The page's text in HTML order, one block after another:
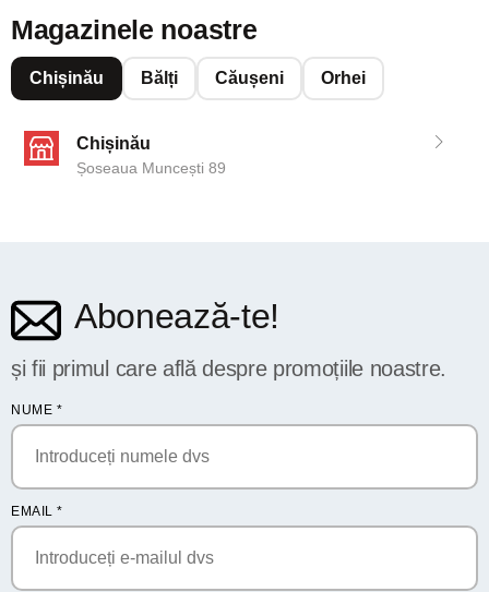
Magazinele noastre
Chișinău Bălți Căușeni Orhei
Chișinău
Șoseaua Muncești 89
Abonează-te!
și fii primul care află despre promoțiile noastre.
NUME *
EMAIL *